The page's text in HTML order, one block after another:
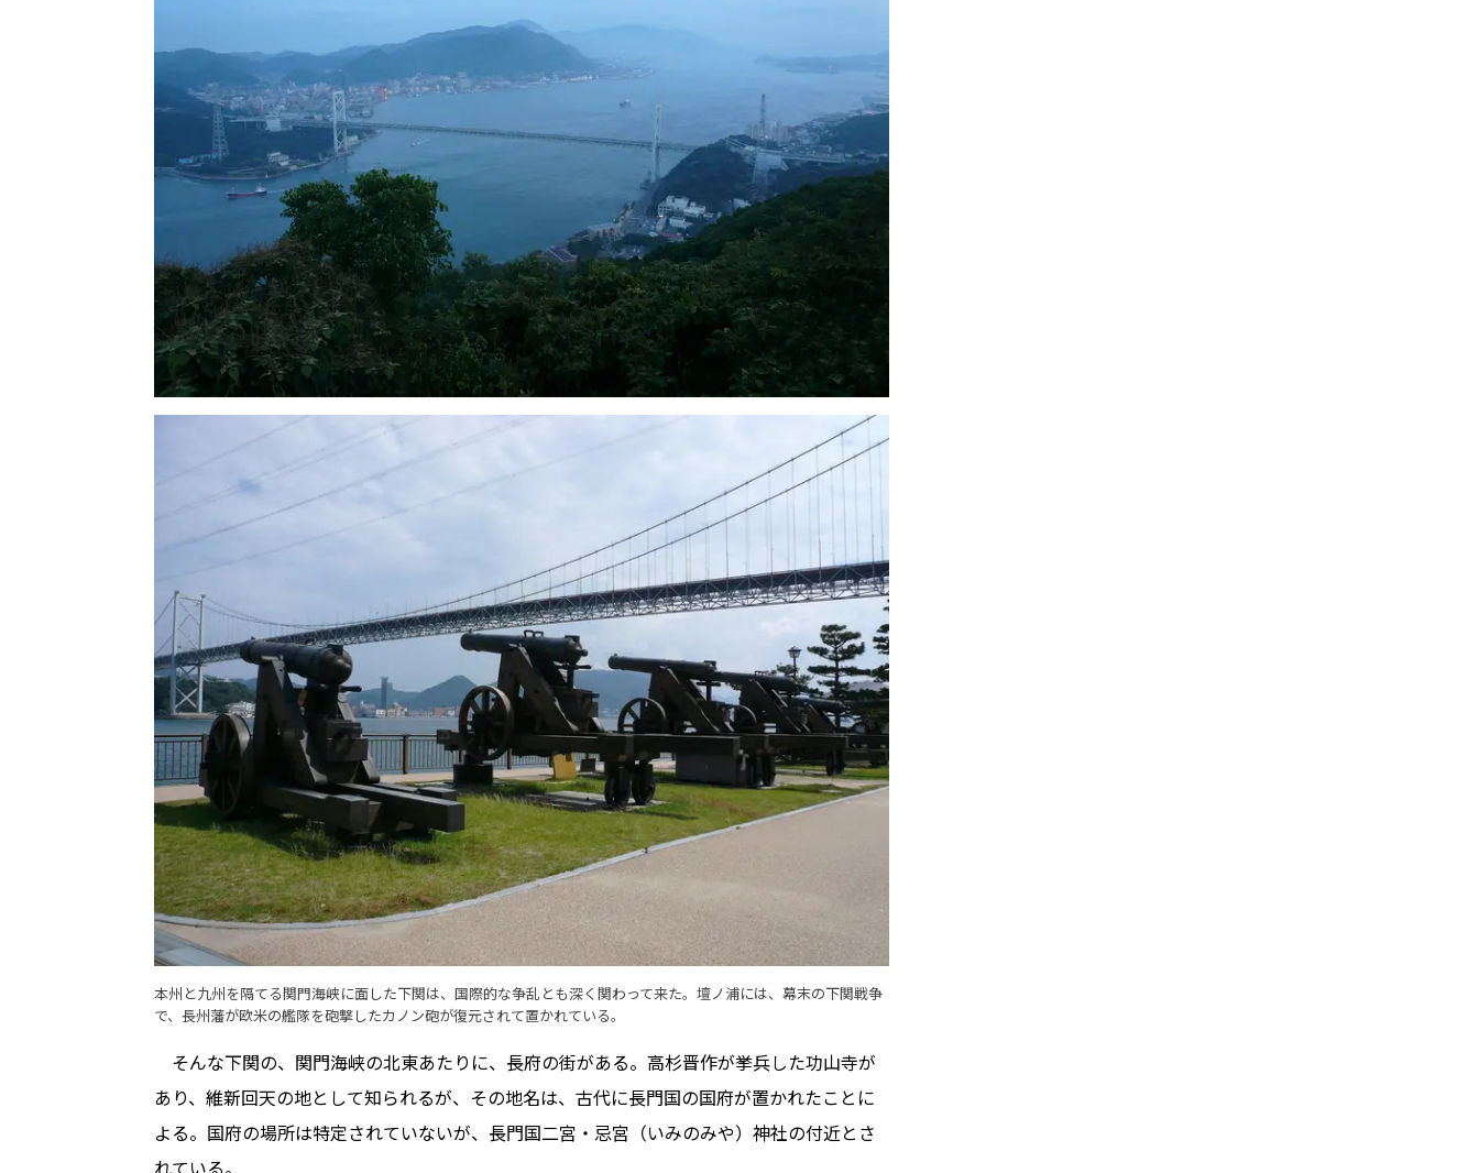
本州と九州を隔てる関門海峡に面した下関は、国際的な争乱とも深く関わって来た。壇ノ浦には、幕末の下関戦争
で、長州藩が欧米の艦隊を砲撃したカノン砲が復元されて置かれている。
そんな下関の、関門海峡の北東あたりに、長府の街がある。高杉晋作が挙兵した功山寺が
あり、維新回天の地として知られるが、その地名は、古代に長門国の国府が置かれたことに
よる。国府の場所は特定されていないが、長門国二宮・忌宮（いみのみや）神社の付近とさ